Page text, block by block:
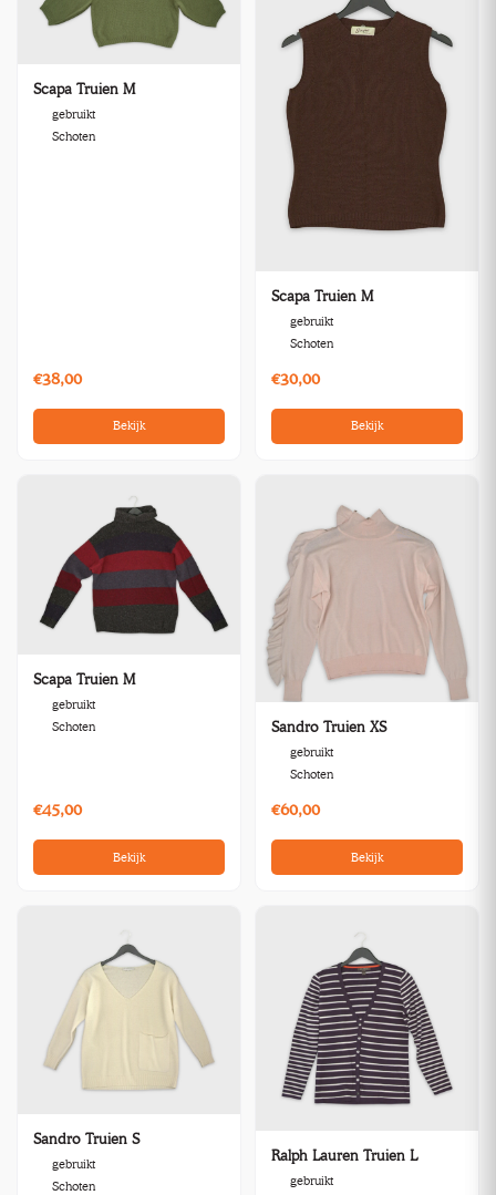
Scapa Truien M
gebruikt
Schoten
€38,00
Bekijk
Scapa Truien M
gebruikt
Schoten
€30,00
Bekijk
Scapa Truien M
gebruikt
Schoten
€45,00
Bekijk
Sandro Truien XS
gebruikt
Schoten
€60,00
Bekijk
Sandro Truien S
gebruikt
Schoten
Ralph Lauren Truien L
gebruikt